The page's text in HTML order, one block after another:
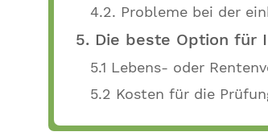
4.2. Probleme bei der
5. Die beste Option für
5.1 Lebens- oder
5.2 Kosten für die